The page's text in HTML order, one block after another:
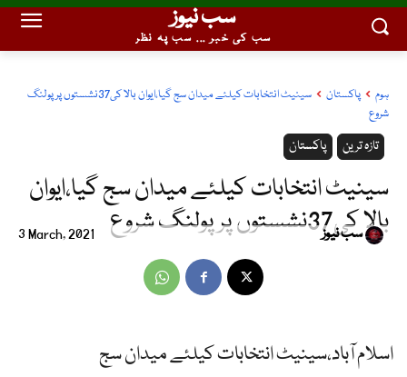
سب نیوز
سب کی خبر ... سب پہ نظر
ہوم پاکستان
سینیٹ انتخابات کیلئے میدان سج گیا،ایوان بالا کی37نشستوں پرپولنگ
شروع
پاکستان تازہ ترین
سینیٹ انتخابات کیلئے میدان سج گیا،ایوان
بالا کی37نشستوں پرپولنگ شروع
3 March, 2021 سب نیوز
اسلام آباد،سینیٹ انتخابات کیلئے میدان سج